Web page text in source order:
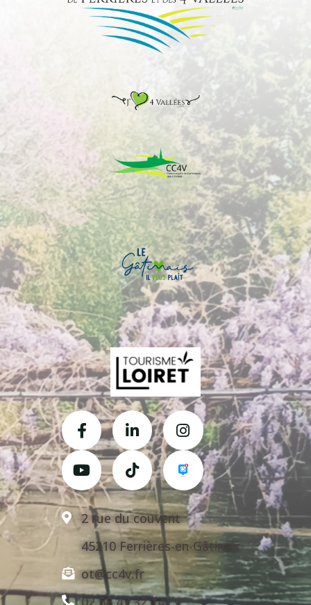
2 rue du couvent
45210 Ferrières-en-Gâtinais
ot@cc4v.fr
02 58 47 32 14